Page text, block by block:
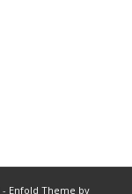
- Enfold Theme by